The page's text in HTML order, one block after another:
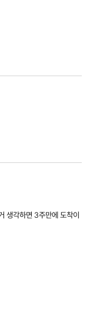
생각하면 3주만에 도착이